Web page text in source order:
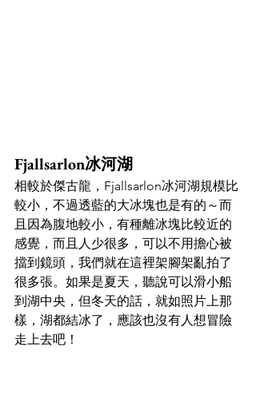
Fjallsarlon冰河湖
相較於傑古龍，Fjallsarlon冰河湖規模比
較小，不過透藍的大冰塊也是有的～而
且因為腹地較小，有種離冰塊比較近的
感覺，而且人少很多，可以不用擔心被
擋到鏡頭，我們就在這裡架腳架亂拍了
很多張。如果是夏天，聽說可以滑小船
到湖中央，但冬天的話，就如照片上那
樣，湖都結冰了，應該也沒有人想冒險
走上去吧！